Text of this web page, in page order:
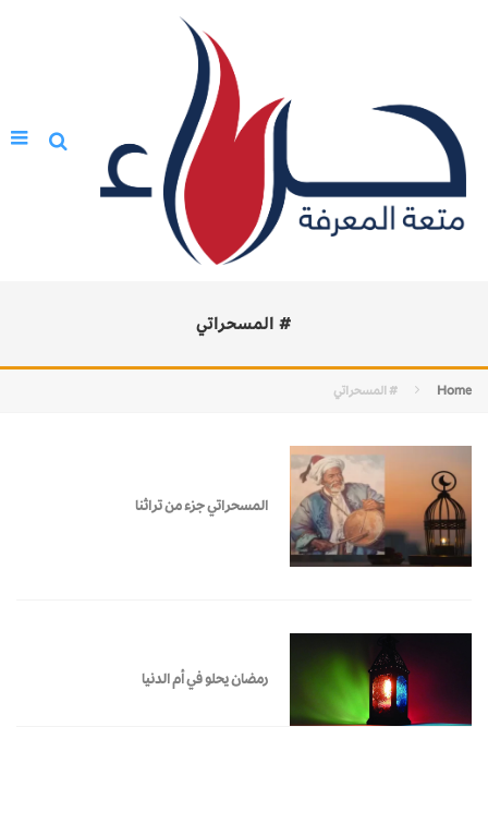
# المسحراتي
Home # المسحراتي
المسحراتي جزء من تراثنا
رمضان يحلو في أم الدنيا